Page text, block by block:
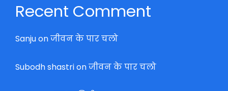
Recent Comment
Sanjuonजीवन के पार चलो
Subodh shastrionजीवन के पार चलो